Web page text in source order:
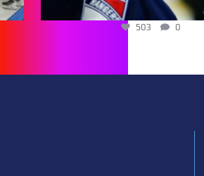
503 0